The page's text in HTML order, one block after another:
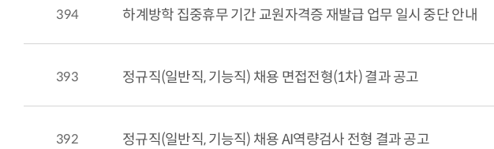
394 하계방학 집중휴무 기간 교원자격증 재발급 업무 일시 중단 안내
393 정규직(일반직, 기능직) 채용 면접전형(1차) 결과 공고
392 정규직(일반직, 기능직) 채용 AI역량검사 전형 결과 공고